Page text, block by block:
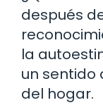
después
la
un sentido
del hogar.